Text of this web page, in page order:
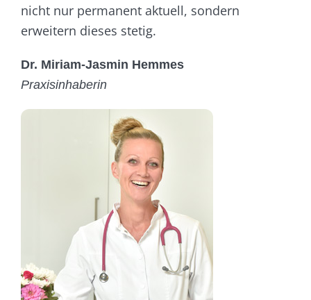
nicht nur permanent aktuell, sondern
erweitern dieses stetig.
Dr. Miriam-Jasmin Hemmes
Praxisinhaberin